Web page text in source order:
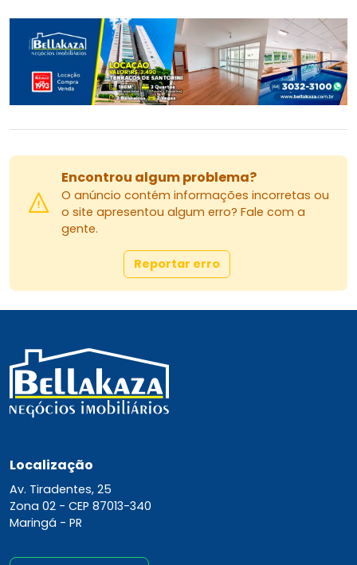
Seguro Fiança pelas seguradoras: Porto Seguro,
Too Seguros, Potencial Seguros, Tokio Marine,
Yelum Seguradora ou Credaluga.
Imobiliária Bellakaza
Valor de locação referente ao pagamento
Contato: (44) 3032-3100
Encontrou algum problema?
O anúncio contém informações incorretas ou
o site apresentou algum erro? Fale com a
gente.
Reportar erro
Localização
Av. Tiradentes, 25
Zona 02 - CEP 87013-340
Maringá - PR